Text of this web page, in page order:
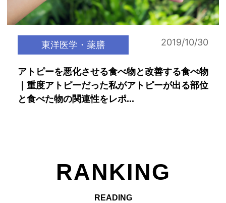
東洋医学・薬膳 2019/10/30
アトピーを悪化させる食べ物と改善する食べ物
｜重度アトピーだった私がアトピーが出る部位
と食べた物の関連性をレポ...
RANKING
READING